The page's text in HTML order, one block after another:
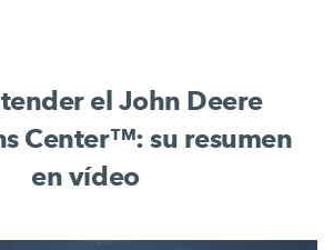
el John Deere
Center™: su resumen
en vídeo